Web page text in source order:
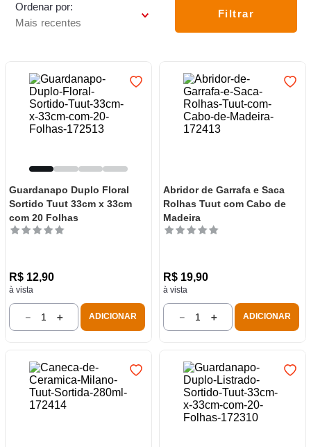
Ordenar por
Mais recentes
Filtrar
Guardanapo Duplo Floral
Sortido Tuut 33cm x 33cm
com 20 Folhas
R$ 12,90
à vista
＋
－ ADICIONAR
Abridor de Garrafa e Saca
Rolhas Tuut com Cabo de
Madeira
R$ 19,90
à vista
＋
－ ADICIONAR